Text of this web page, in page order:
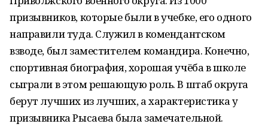
призывников, которые были в учебке, его одного
направили туда. Служил в комендантском
взводе, был заместителем командира. Конечно,
спортивная биография, хорошая учёба в школе
сыграли в этом решающую роль. В штаб округа
берут лучших из лучших, а характеристика у
призывника Рысаева была замечательной.